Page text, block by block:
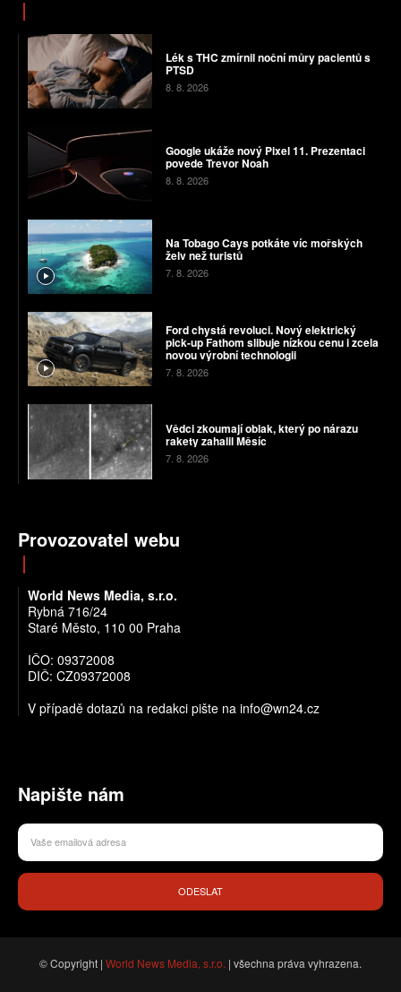
Lék s THC zmírnil noční můry pacientů s
PTSD
8. 8. 2026
Google ukáže nový Pixel 11. Prezentaci
povede Trevor Noah
8. 8. 2026
Na Tobago Cays potkáte víc mořských
želv než turistů
7. 8. 2026
Ford chystá revoluci. Nový elektrický
pick-up Fathom slibuje nízkou cenu i zcela
novou výrobní technologii
7. 8. 2026
Vědci zkoumají oblak, který po nárazu
rakety zahalil Měsíc
7. 8. 2026
Provozovatel webu
World News Media, s.r.o.
Rybná 716/24
Staré Město, 110 00 Praha
IČO: 09372008
DIČ: CZ09372008
V případě dotazů na redakci pište na info@wn24.cz
Napište nám
ODESLAT
© Copyright | World News Media, s.r.o. | všechna práva vyhrazena.